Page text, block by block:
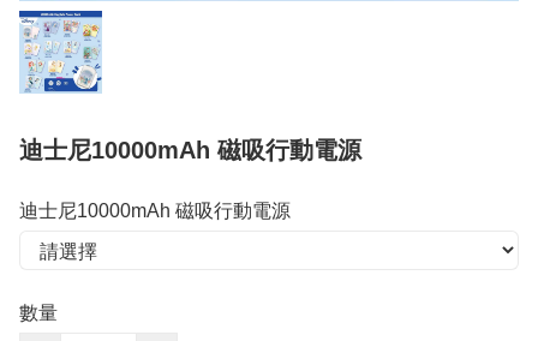
迪士尼10000mAh 磁吸行動電源
迪士尼10000mAh 磁吸行動電源
數量